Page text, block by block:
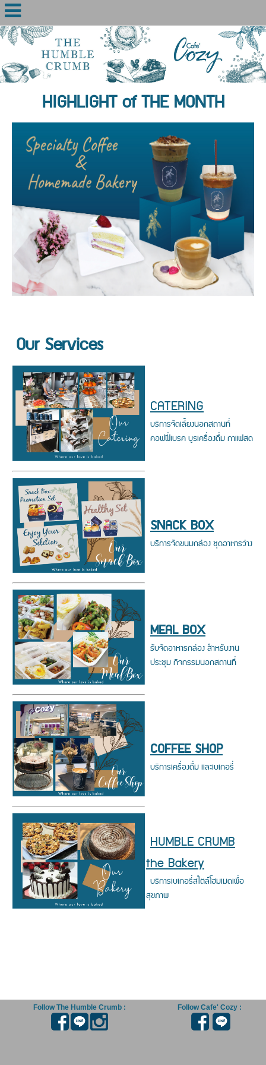
HIGHLIGHT of THE MONTH
Our Services
CATERING
บริการจัดเลี้ยงนอกสถานที่
คอฟฟี่เบรค บูธเครื่องดื่ม กาแฟสด
SNACK BOX
บริการจัดขนมกล่อง ชุดอาหารว่าง
MEAL BOX
รับจัดอาหารกล่อง สำหรับงาน
ประชุม กิจกรรมนอกสถานที่
COFFEE SHOP
บริการเครื่องดื่ม เเละเบเกอรี่
HUMBLE CRUMB
the Bakery
บริการเบเกอรี่สไตล์โฮมเมดเพื่อ
สุขภาพ
Follow The Humble Crumb : Follow Cafe' Cozy :